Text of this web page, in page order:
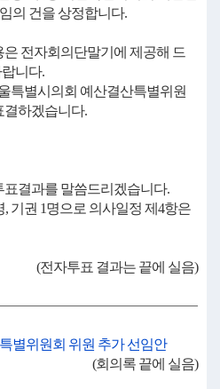
의 건을 상정합니다.
전자회의단말기에 제공해 드
니다.
특별시의회 예산결산특별위원
결하겠습니다.
결과를 말씀드리겠습니다.
, 기권 1명으로 의사일정 제4항은
(전자투표 결과는 끝에 실음)
별위원회 위원 추가 선임안
(회의록 끝에 실음)